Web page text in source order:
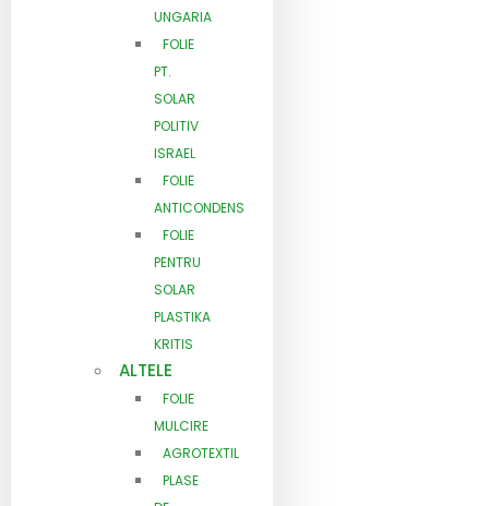
UNGARIA
FOLIE
PT.
SOLAR
POLITIV
ISRAEL
FOLIE
ANTICONDENS
FOLIE
PENTRU
SOLAR
PLASTIKA
KRITIS
ALTELE
FOLIE
MULCIRE
AGROTEXTIL
PLASE